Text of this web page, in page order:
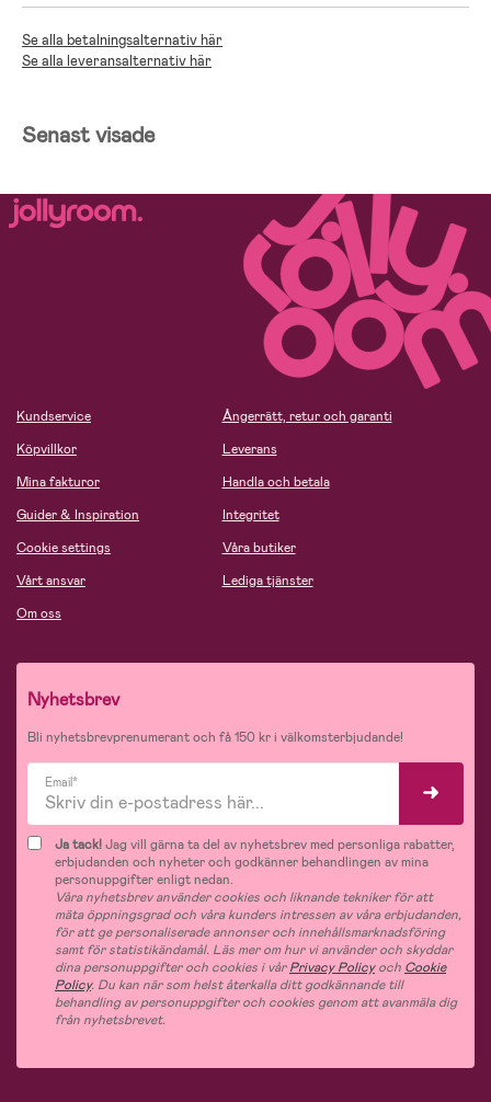
Se alla betalningsalternativ här
Se alla leveransalternativ här
Senast visade
Kundservice
Köpvillkor
Mina fakturor
Guider & Inspiration
Cookie settings
Vårt ansvar
Om oss
Ångerrätt, retur och garanti
Leverans
Handla och betala
Integritet
Våra butiker
Lediga tjänster
Nyhetsbrev
Bli nyhetsbrevprenumerant och få 150 kr i välkomsterbjudande!
Email*
Ja tack!Jag vill gärna ta del av nyhetsbrev med personliga rabatter,
erbjudanden och nyheter och godkänner behandlingen av mina
personuppgifter enligt nedan.
Våra nyhetsbrev använder cookies och liknande tekniker för att
mäta öppningsgrad och våra kunders intressen av våra erbjudanden,
för att ge personaliserade annonser och innehållsmarknadsföring
samt för statistikändamål. Läs mer om hur vi använder och skyddar
dina personuppgifter och cookies i vårPrivacy Policyoch Cookie
Policy. Du kan när som helst återkalla ditt godkännande till
behandling av personuppgifter och cookies genom att avanmäla dig
från nyhetsbrevet.